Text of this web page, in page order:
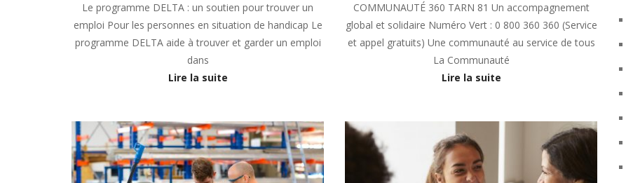
Le programme DELTA : un soutien pour trouver un
emploi Pour les personnes en situation de handicap Le
programme DELTA aide à trouver et garder un emploi
dans
Lire la suite
COMMUNAUTÉ 360 TARN 81 Un accompagnement
global et solidaire Numéro Vert : 0 800 360 360 (Service
et appel gratuits) Une communauté au service de tous
La Communauté
Lire la suite